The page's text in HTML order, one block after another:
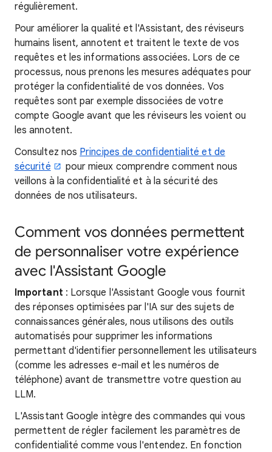
régulièrement.
Pour améliorer la qualité et l'Assistant, des réviseurs
humains lisent, annotent et traitent le texte de vos
requêtes et les informations associées. Lors de ce
processus, nous prenons les mesures adéquates pour
protéger la confidentialité de vos données. Vos
requêtes sont par exemple dissociées de votre
compte Google avant que les réviseurs les voient ou
les annotent.
Consultez nos Principes de confidentialité et de
sécurité
pour mieux comprendre comment nous
veillons à la confidentialité et à la sécurité des
données de nos utilisateurs.
Comment vos données permettent
de personnaliser votre expérience
avec l'Assistant Google
Important : Lorsque l'Assistant Google vous fournit
des réponses optimisées par l'IA sur des sujets de
connaissances générales, nous utilisons des outils
automatisés pour supprimer les informations
permettant d'identifier personnellement les utilisateurs
(comme les adresses e-mail et les numéros de
téléphone) avant de transmettre votre question au
LLM.
L'Assistant Google intègre des commandes qui vous
permettent de régler facilement les paramètres de
confidentialité comme vous l'entendez. En fonction